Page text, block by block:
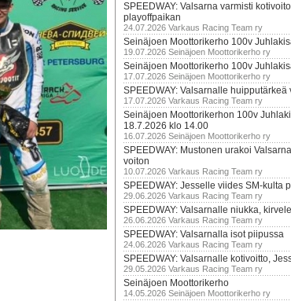
SPEEDWAY: Valsarna varmisti
playoffpaikan
24.07.2026 Varkaus Racing Team ry
Seinäjoen Moottorikerho 100v
19.07.2026 Seinäjoen Moottorikerho ry
Seinäjoen Moottorikerho 100v
17.07.2026 Seinäjoen Moottorikerho ry
SPEEDWAY: Valsarnalle huipputärkeä
17.07.2026 Varkaus Racing Team ry
Seinäjoen Moottorikerhon 100v
18.7.2026 klo 14.00
16.07.2026 Seinäjoen Moottorikerho ry
SPEEDWAY: Mustonen urakoi
voiton
10.07.2026 Varkaus Racing Team ry
SPEEDWAY: Jesselle viides SM-kulta
29.06.2026 Varkaus Racing Team ry
SPEEDWAY: Valsarnalle niukka,
26.06.2026 Varkaus Racing Team ry
SPEEDWAY: Valsarnalla isot piipussa
24.06.2026 Varkaus Racing Team ry
SPEEDWAY: Valsarnalle kotivoitto,
29.05.2026 Varkaus Racing Team ry
Seinäjoen Moottorikerho
14.05.2026 Seinäjoen Moottorikerho ry